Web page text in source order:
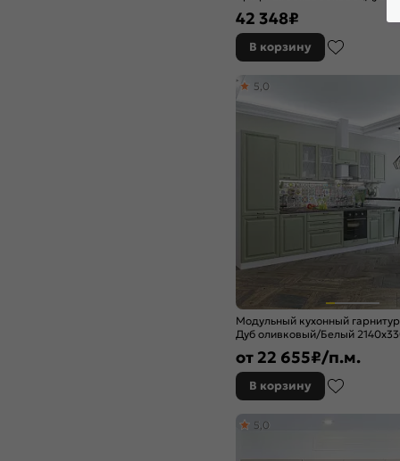
42 348₽
В корзину
Модульный кухонный
Дуб оливковый/Белый
5,0
от 22 655₽/п.м.
В корзину
5,0